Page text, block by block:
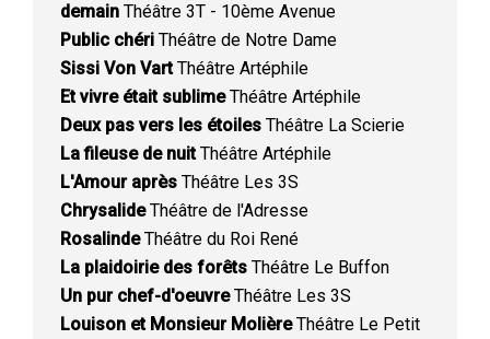
demain Théâtre 3T - 10ème Avenue
Public chéri Théâtre de Notre Dame
Sissi Von VartThéâtre Artéphile
Et vivre était sublimeThéâtre Artéphile
Deux pas vers les étoiles Théâtre La Scierie
La fileuse de nuitThéâtre Artéphile
L'Amour après Théâtre Les 3S
ChrysalideThéâtre de l'Adresse
RosalindeThéâtre du Roi René
La plaidoirie des forêts Théâtre Le Buffon
Un pur chef-d'oeuvreThéâtre Les 3S
Louison et Monsieur MolièreThéâtre Le Petit